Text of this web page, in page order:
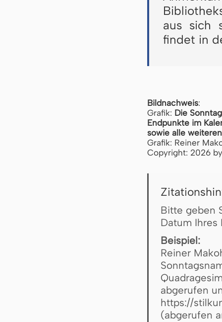
aus sich
findet in
Bildnachweis:
Grafik: Die
Endpunkte im
sowie alle
Grafik: Reiner
Copyright: 2026
Bitte geben
Datum Ihres
Beispiel:
Reiner
abgerufen
https://
(abgerufen